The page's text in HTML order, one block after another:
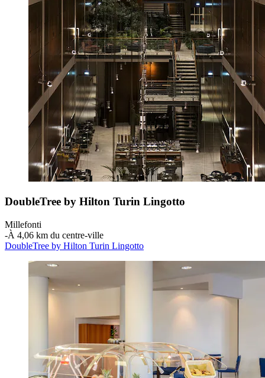
DoubleTree by Hilton Turin Lingotto
Millefonti
‐À 4,06 km du centre-ville
DoubleTree by Hilton Turin Lingotto